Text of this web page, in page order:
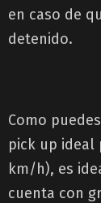
en caso de
detenido.
Como
pick up ideal
km/h), es
cuenta con